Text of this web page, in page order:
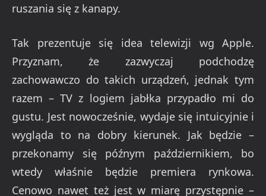
ruszania się z kanapy.
Tak prezentuje się idea telewizji wg Apple.
Przyznam, że zazwyczaj podchodzę
zachowawczo do takich urządzeń, jednak tym
razem – TV z logiem jabłka przypadło mi do
gustu. Jest nowocześnie, wydaje się intuicyjnie i
wygląda to na dobry kierunek. Jak będzie –
przekonamy się późnym październikiem, bo
wtedy właśnie będzie premiera rynkowa.
Cenowo nawet też jest w miarę przystępnie –